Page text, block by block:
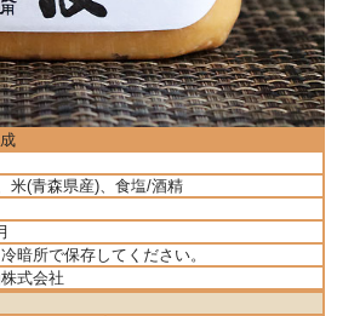
米(青森県産)、食塩/酒精
暗所で保存してください。
式会社